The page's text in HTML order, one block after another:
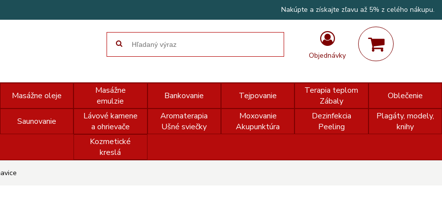
Nakúpte a získajte zľavu až 5% z celého nákupu.
Objednávky
Masážne oleje
Masážne
emulzie
Bankovanie Tejpovanie
Terapia teplom
Zábaly
Oblečenie
Saunovanie
Lávové kamene
a ohrievače
Aromaterapia
Ušné sviečky
Moxovanie
Akupunktúra
Dezinfekcia
Peeling
Plagáty, modely,
knihy
Kozmetické
kreslá